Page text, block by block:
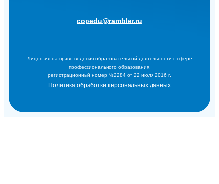
copedu@rambler.ru
Лицензия на право ведения образовательной деятельности в сфере
профессионального образования,
регистрационный номер №2284 от 22 июля 2016 г.
Политика обработки персональных данных